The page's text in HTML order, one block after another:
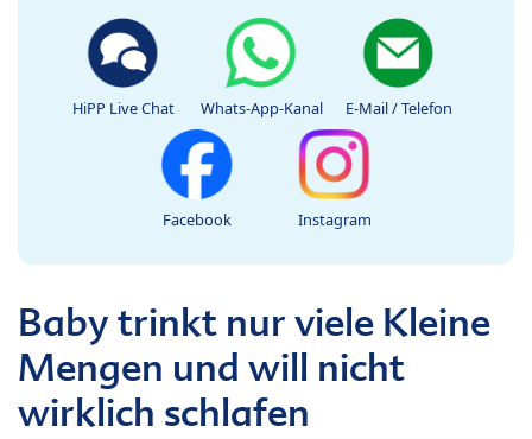
HiPP Live Chat Whats-App-Kanal E-Mail / Telefon
Facebook Instagram
Baby trinkt nur viele Kleine
Mengen und will nicht
wirklich schlafen